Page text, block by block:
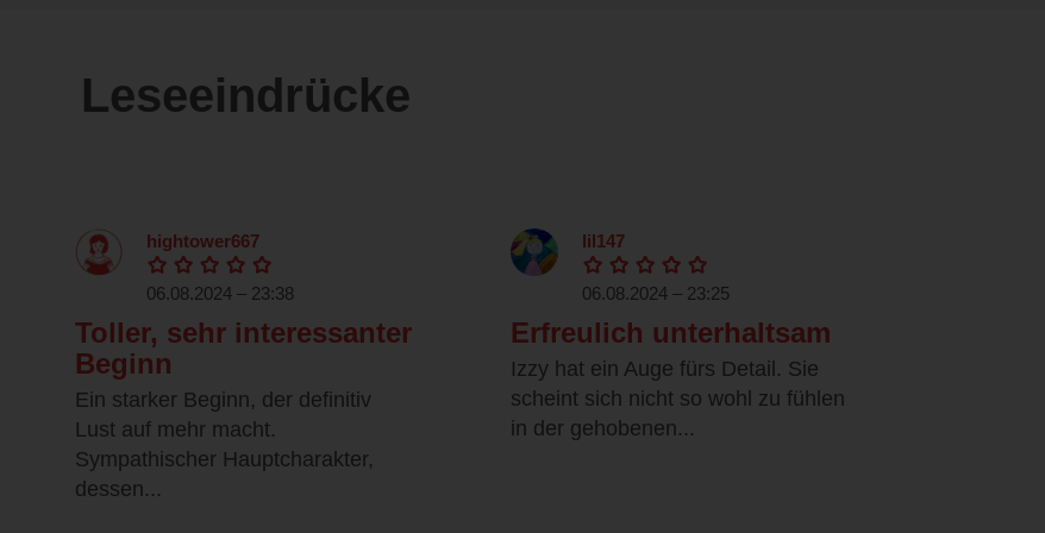
Leseeindrücke
hightower667
06.08.2024 – 23:38
Toller, sehr interessanter
Beginn
Ein starker Beginn, der definitiv
Lust auf mehr macht.
Sympathischer Hauptcharakter,
dessen...
lil147
06.08.2024 – 23:25
Erfreulich unterhaltsam
Izzy hat ein Auge fürs Detail. Sie
scheint sich nicht so wohl zu fühlen
in der gehobenen...